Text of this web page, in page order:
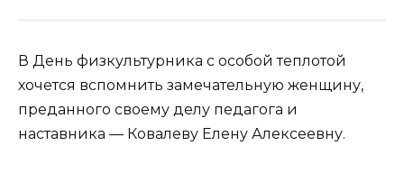
В День физкультурника с особой теплотой
хочется вспомнить замечательную женщину,
преданного своему делу педагога и
наставника — Ковалеву Елену Алексеевну.